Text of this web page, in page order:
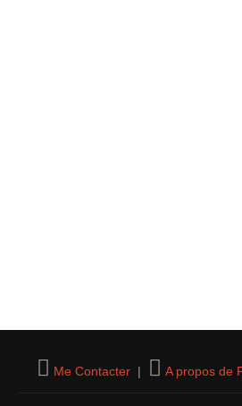
Me Contacter | A propos de